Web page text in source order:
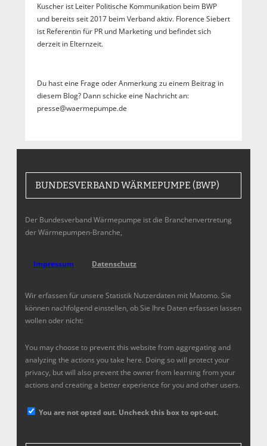
Kuscher ist Leiter Politische Kommunikation beim BWP
und bereits seit 2017 beim Verband aktiv. Florence Siebert
ist Referentin für PR und Marketing und befindet sich
derzeit in Elternzeit.
Du hast eine Frage oder Anmerkung zu einem Beitrag in
diesem Blog? Dann schicke eine Nachricht an:
presse@waermepumpe.de
BUNDESVERBAND WÄRMEPUMPE (BWP)
Der Bundesverband Wärmepumpe ist die Branchenvertretung
der Wärmepumpen-Branche,
Impressum Datenschutz
Wir erfassen für unsere Statistik Nutzerdaten mit Matomo. Sie
können nachfolgend einstellen, ob Sie Ihre Daten erfassen lassen
wollen oder nicht:
You may choose to prevent this website from aggregating and
analyzing the actions you take here. Doing so will protect your
privacy, but will also prevent the owner from learning from your
actions and creating a better experience for you and other users.
You are not opted out. Uncheck this box to opt-out.